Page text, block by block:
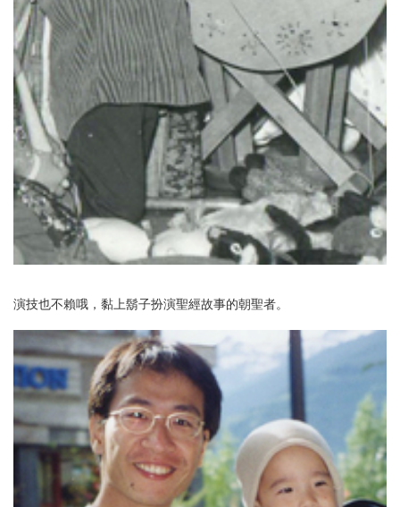
演技也不賴哦，黏上鬍子扮演聖經故事的朝聖者。